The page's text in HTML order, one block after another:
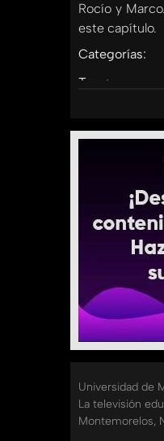
Rocío y
este capítulo.
Categorías:
Tags:
Universidad de
La televisión
Montemorelos,